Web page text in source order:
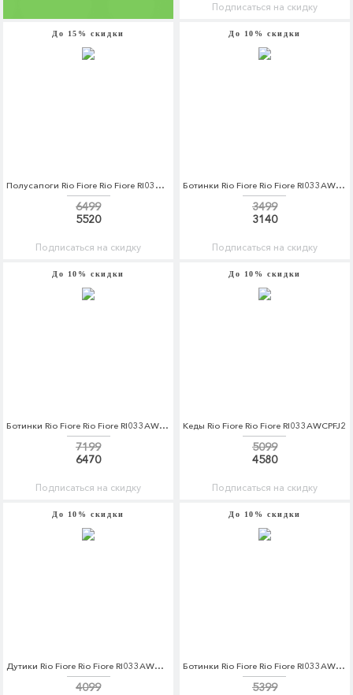
Подписаться на скидку
До 15% скидки
Полусапоги Rio Fiore Rio Fiore RI033AWCPFQ6
6499
5520
Подписаться на скидку
До 10% скидки
Ботинки Rio Fiore Rio Fiore RI033AWCPFM8
3499
3140
Подписаться на скидку
До 10% скидки
Ботинки Rio Fiore Rio Fiore RI033AWCPFO6
7199
6470
Подписаться на скидку
До 10% скидки
Кеды Rio Fiore Rio Fiore RI033AWCPFJ2
5099
4580
Подписаться на скидку
До 10% скидки
Дутики Rio Fiore Rio Fiore RI033AWCPFL2
4099
До 10% скидки
Ботинки Rio Fiore Rio Fiore RI033AWCPFN1
5399